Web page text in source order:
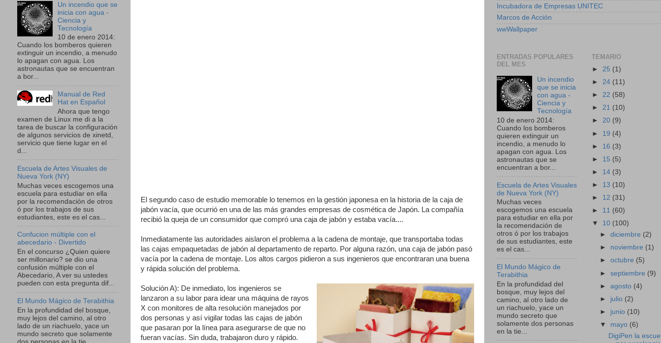
El segundo caso de estudio memorable lo tenemos en la gestión japonesa en la historia de la caja de
jabón vacía, que ocurrió en una de las más grandes empresas de cosmética de Japón. La compañía
recibió la queja de un consumidor que compró una caja de jabón y estaba vacía....
Inmediatamente las autoridades aislaron el problema a la cadena de montaje, que transportaba todas
las cajas empaquetadas de jabón al departamento de reparto. Por alguna razón, una caja de jabón pasó
vacía por la cadena de montaje. Los altos cargos pidieron a sus ingenieros que encontraran una buena
y rápida solución del problema.
Solución A): De inmediato, los ingenieros se
lanzaron a su labor para idear una máquina de rayos
X con monitores de alta resolución manejados por
dos personas y así vigilar todas las cajas de jabón
que pasaran por la línea para asegurarse de que no
fueran vacías. Sin duda, trabajaron duro y rápido.
Un incendio que se
inicia con agua -
Ciencia y
Tecnología
10 de enero 2014:
Cuando los bomberos quieren
extinguir un incendio, a menudo
lo apagan con agua. Los
astronautas que se encuentran
a bor...
Manual de Red
Hat en Español
Ahora que tengo
examen de Linux me di a la
tarea de buscar la configuración
de algunos servicios de xinetd,
servicio que tiene lugar en el
d...
Escuela de Artes Visuales de
Nueva York (NY)
Muchas veces escogemos una
escuela para estudiar en ella
por la recomendación de otros
ó por los trabajos de sus
estudiantes, este es el cas...
Confucion múltiple con el
abecedario - Divertido
En el concurso ¿Quien quiere
ser millonario? se dio una
confusión múltiple con el
Abecedario, A ver su ustedes
pueden con esta pregunta dif...
El Mundo Mágico de Terabithia
En la profundidad del bosque,
muy lejos del camino, al otro
lado de un riachuelo, yace un
mundo secreto que solamente
Incubadora de Empresas UNITEC
Marcos de Acción
wwWallpaper
ENTRADAS POPULARES
DEL MES
Un incendio
que se inicia
con agua -
Ciencia y
Tecnología
10 de enero 2014:
Cuando los bomberos
quieren extinguir un
incendio, a menudo lo
apagan con agua. Los
astronautas que se
encuentran a bor...
Escuela de Artes Visuales
de Nueva York (NY)
Muchas veces
escogemos una escuela
para estudiar en ella por
la recomendación de
otros ó por los trabajos
de sus estudiantes, este
es el cas...
El Mundo Mágico de
Terabithia
En la profundidad del
bosque, muy lejos del
camino, al otro lado de
un riachuelo, yace un
mundo secreto que
solamente dos personas
en la tie...
TEMARIO
► 25 (1)
► 24 (11)
► 22 (58)
► 21 (10)
► 20 (9)
► 19 (4)
► 16 (3)
► 15 (5)
► 14 (3)
► 13 (10)
► 12 (31)
► 11 (60)
▼ 10 (100)
►diciembre (2)
► noviembre (1)
►octubre (5)
►septiembre (9)
►agosto (4)
► julio (2)
► junio (10)
▼ mayo (6)
DigiPen la